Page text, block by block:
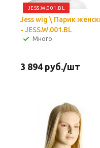
JESS.W.001.BL
Jess wig \ Парик
- JESS.W.001.BL
Много
3 894руб./шт